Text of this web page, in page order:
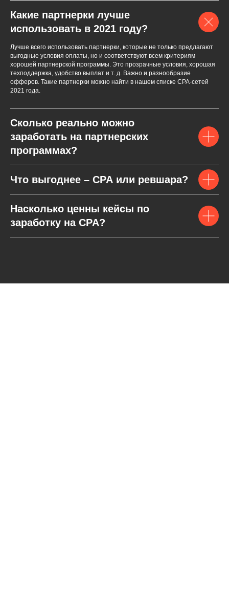
Какие партнерки лучше
использовать в 2021 году?
Лучше всего использовать партнерки, которые не только предлагают
выгодные условия оплаты, но и соответствуют всем критериям
хорошей партнерской программы. Это прозрачные условия, хорошая
техподдержка, удобство выплат и т. д. Важно и разнообразие
офферов. Такие партнерки можно найти в нашем списке СPA-сетей
2021 года.
Сколько реально можно
заработать на партнерских
программах?
Что выгоднее – CPA или ревшара?
Насколько ценны кейсы по
заработку на CPA?